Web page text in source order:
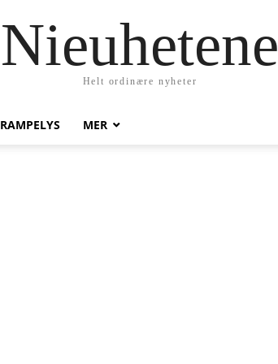
Nieuhetene
Helt ordinære nyheter
RAMPELYS MER